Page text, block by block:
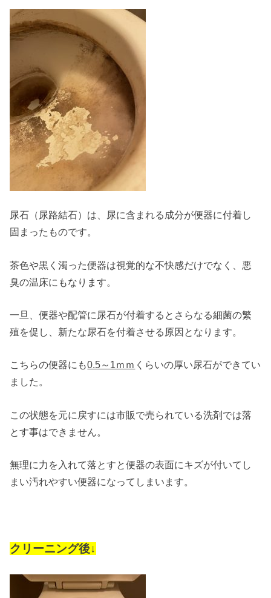
尿石（尿路結石）は、尿に含まれる成分が便器に付着し
固まったものです。
茶色や黒く濁った便器は視覚的な不快感だけでなく、悪
臭の温床にもなります。
一旦、便器や配管に尿石が付着するとさらなる細菌の繁
殖を促し、新たな尿石を付着させる原因となります。
こちらの便器にも0.5～1ｍｍ くらいの厚い尿石ができてい
ました。
この状態を元に戻すには市販で売られている洗剤では落
とす事はできません。
無理に力を入れて落とすと便器の表面にキズが付いてし
まい汚れやすい便器になってしまいます。
クリーニング後↓